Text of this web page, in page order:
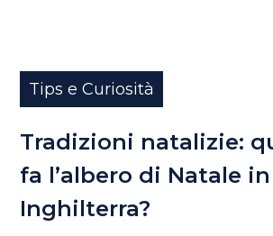
Tips e Curiosità
Tradizioni natalizie:
fa l’albero di Natale in
Inghilterra?